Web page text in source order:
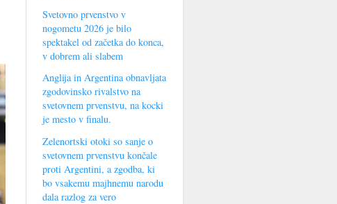
Svetovno prvenstvo v
nogometu 2026 je bilo
spektakel od začetka do konca,
v dobrem ali slabem
Anglija in Argentina obnavljata
zgodovinsko rivalstvo na
svetovnem prvenstvu, na kocki
je mesto v finalu.
Zelenortski otoki so sanje o
svetovnem prvenstvu končale
proti Argentini, a zgodba, ki
bo vsakemu majhnemu narodu
dala razlog za vero